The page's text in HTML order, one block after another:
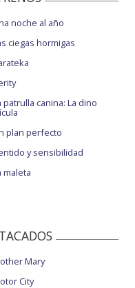
noche al año
ciegas hormigas
patrulla canina: La dino
plan perfecto
y sensibilidad
maleta
Mary
City